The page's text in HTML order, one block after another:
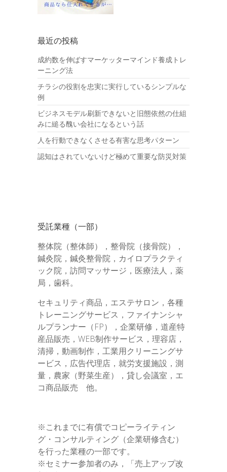
最近の投稿
成約数を伸ばすマーケッターマインド養成トレ
ーニング法
チラシの役割を忠実に実行しているシンプルな
例
ビジネスモデル刷新できないと旧態依然の仕組
みに縋る醜い会社になるという話
人を行動できなくさせる有害な思考パターン
認知はされていないけど極めて重要な防災対策
受託業種（一部）
整体院（整体師），整骨院（接骨院），
鍼灸院，鍼灸整骨院，カイロプラクティ
ック院，訪問マッサージ，医療法人，薬
局，歯科。
セキュリティ商品，エステサロン，各種
トレーニングサービス，ファイナンシャ
ルプランナー（FP），企業研修，道産特
産品販売，WEB制作サービス，理容店，
清掃，動画制作，工業用クリーニングサ
ービス，広告代理店，就労支援施設，測
量，農家（野菜生産），貸し会議室，エ
コ商品販売 他。
※これまでに有償でコピーライティン
グ・コンサルティング（企業研修含む）
を行った業種の一部です。
※セミナー参加者のみ，「売上アップ改